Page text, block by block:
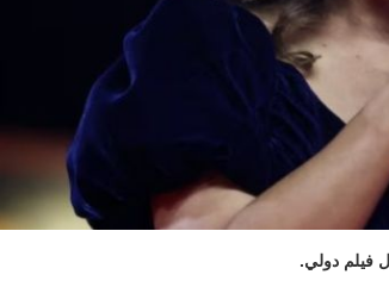
فيلم دولي.